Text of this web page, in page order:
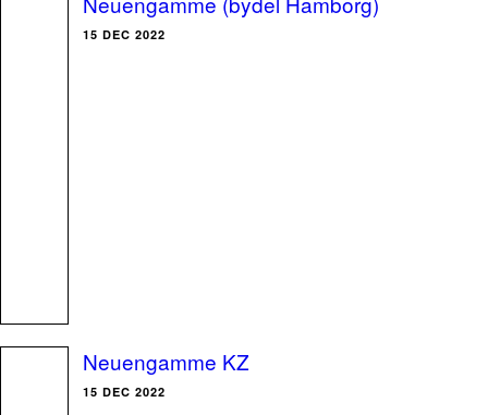
15 DEC 2022
Neuengamme KZ
15 DEC 2022